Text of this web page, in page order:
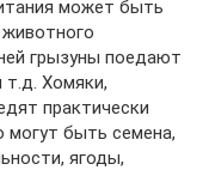
может быть
грызуны поедают
т.д. Хомяки,
практически
могут быть семена,
ягоды,